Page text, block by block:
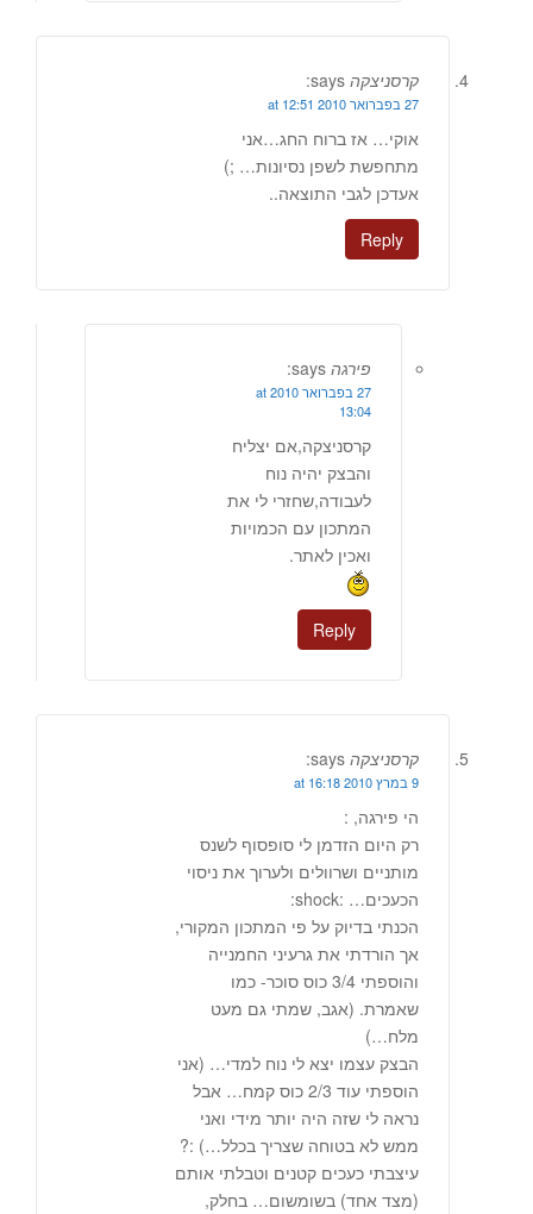
קרסניצקה says:
27 בפברואר 2010 at 12:51
אוקי… אז ברוח החג…אני
מתחפשת לשפן נסיונות… ;)
אעדכן לגבי התוצאה..
Reply
פירגה says:
27 בפברואר 2010 at
13:04
קרסניצקה,אם יצליח
והבצק יהיה נוח
לעבודה,שחזרי לי את
המתכון עם הכמויות
ואכין לאתר.
Reply
קרסניצקה says:
9 במרץ 2010 at 16:18
הי פירגה, :
רק היום הזדמן לי סופסוף לשנס
מותניים ושרוולים ולערוך את ניסוי
הכעכים… :shock:
הכנתי בדיוק על פי המתכון המקורי,
אך הורדתי את גרעיני החמנייה
והוספתי 3/4 כוס סוכר- כמו
שאמרת. (אגב, שמתי גם מעט
מלח…)
הבצק עצמו יצא לי נוח למדי… (אני
הוספתי עוד 2/3 כוס קמח… אבל
נראה לי שזה היה יותר מידי ואני
ממש לא בטוחה שצריך בכלל…) :?
עיצבתי כעכים קטנים וטבלתי אותם
(מצד אחד) בשומשום… בחלק,